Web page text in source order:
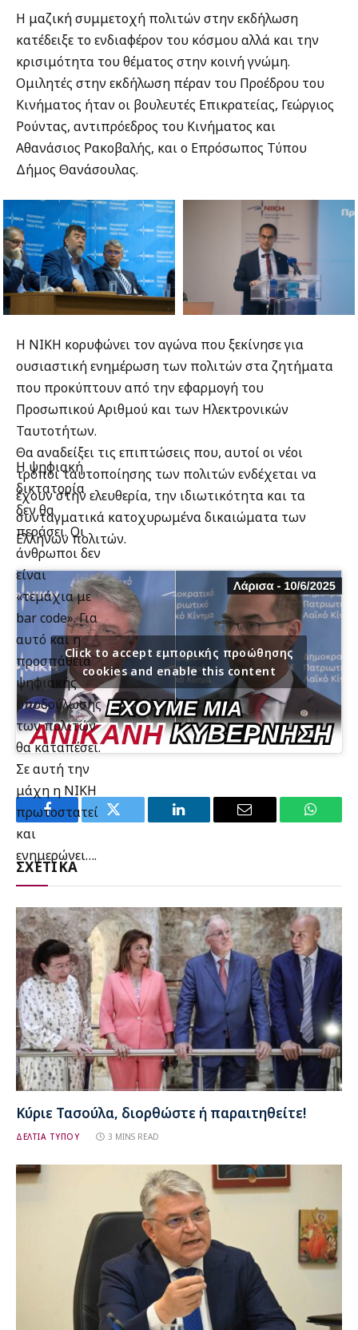
Η μαζική συμμετοχή πολιτών στην εκδήλωση
κατέδειξε το ενδιαφέρον του κόσμου αλλά και την
κρισιμότητα του θέματος στην κοινή γνώμη.
Ομιλητές στην εκδήλωση πέραν του Προέδρου του
Κινήματος ήταν οι βουλευτές Επικρατείας, Γεώργιος
Ρούντας, αντιπρόεδρος του Κινήματος και
Αθανάσιος Ρακοβαλής, και ο Επρόσωπος Τύπου
Δήμος Θανάσουλας.
Η ΝΙΚΗ κορυφώνει τον αγώνα που ξεκίνησε για
ουσιαστική ενημέρωση των πολιτών στα ζητήματα
που προκύπτουν από την εφαρμογή του
Προσωπικού Αριθμού και των Ηλεκτρονικών
Ταυτοτήτων.
Θα αναδείξει τις επιπτώσεις που, αυτοί οι νέοι
τρόποι ταυτοποίησης των πολιτών ενδέχεται να
έχουν στην ελευθερία, την ιδιωτικότητα και τα
συνταγματικά κατοχυρωμένα δικαιώματα των
Ελλήνων πολιτών.
Η ψηφιακή
δικτατορία
δεν θα
περάσει. Οι
άνθρωποι δεν
είναι
«τεμάχια με
bar code». Για
αυτό και η
προσπάθεια
ψηφιακής
υποδούλωσης
των πολιτών
θα καταπέσει.
Σε αυτή την
μάχη η ΝΙΚΗ
πρωτοστατεί
και
ενημερώνει….
Click to accept εμπορικής προώθησης
cookies and enable this content
Facebook Twitter LinkedIn Email
ΣΧΕΤΙΚΑ
Κύριε Τασούλα, διορθώστε ή παραιτηθείτε!
ΔΕΛΤΙΑ ΤΥΠΟΥ 3 MINS READ